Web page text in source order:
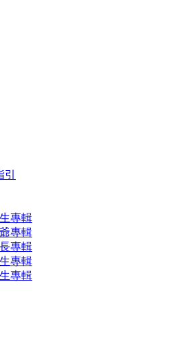
專輯
專輯
專輯
專輯
專輯